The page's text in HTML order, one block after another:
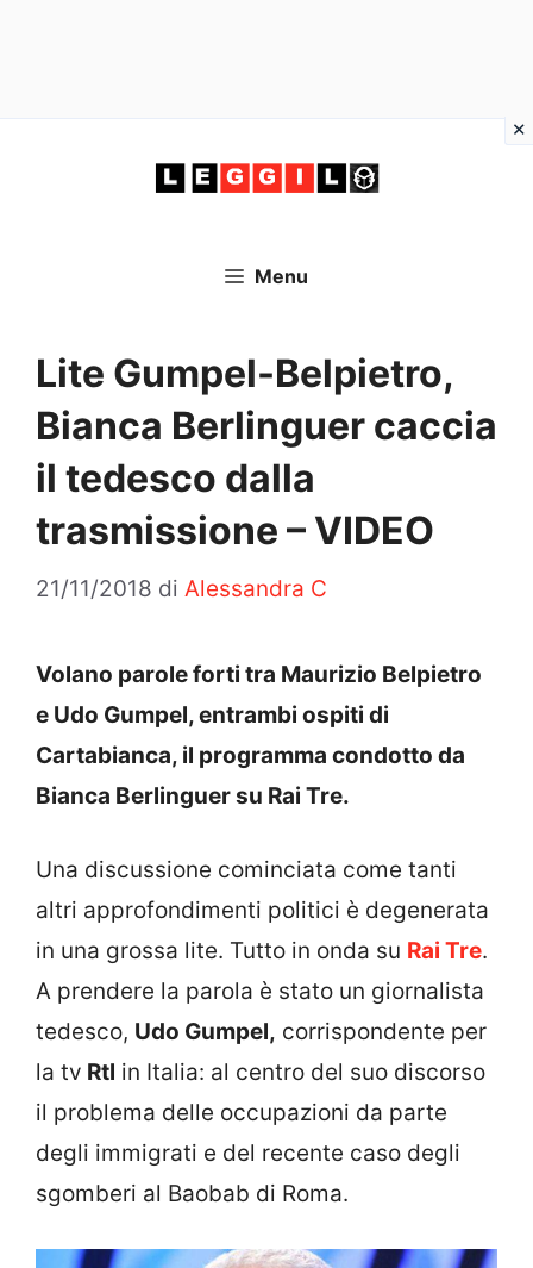
Menu
Lite Gumpel-Belpietro,
Bianca Berlinguer caccia
il tedesco dalla
trasmissione – VIDEO
21/11/2018 di Alessandra C
Volano parole forti tra Maurizio Belpietro
e Udo Gumpel, entrambi ospiti di
Cartabianca, il programma condotto da
Bianca Berlinguer su Rai Tre.
Una discussione cominciata come tanti
altri approfondimenti politici è degenerata
in una grossa lite. Tutto in onda su Rai Tre.
A prendere la parola è stato un giornalista
tedesco, Udo Gumpel, corrispondente per
la tv Rtl in Italia: al centro del suo discorso
il problema delle occupazioni da parte
degli immigrati e del recente caso degli
sgomberi al Baobab di Roma.